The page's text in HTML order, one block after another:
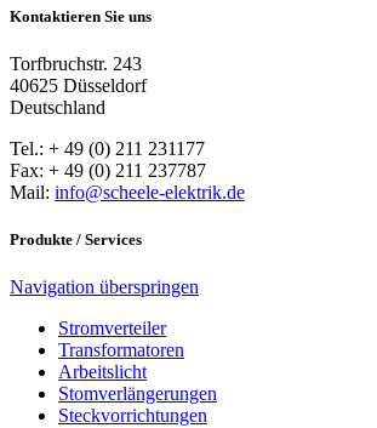
Kontaktieren Sie uns
Torfbruchstr. 243
40625 Düsseldorf
Deutschland
Tel.: + 49 (0) 211 231177
Fax: + 49 (0) 211 237787
Mail: info@scheele-elektrik.de
Produkte / Services
Navigation überspringen
Stromverteiler
Transformatoren
Arbeitslicht
Stomverlängerungen
Steckvorrichtungen